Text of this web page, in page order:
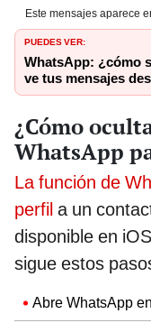
Este mensajes aparece
PUEDES VER:
WhatsApp: ¿cómo
ve tus mensajes
¿Cómo
WhatsApp
La función de
perfil a un
disponible en
sigue estos
Abre WhatsApp